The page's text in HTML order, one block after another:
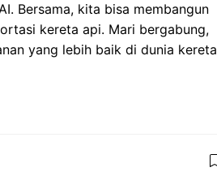
Bersama, kita bisa membangun
kereta api. Mari bergabung,
yang lebih baik di dunia kereta